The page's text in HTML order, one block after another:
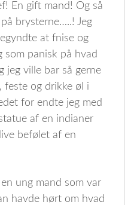
En gift mand! Og så
brysterne…..! Jeg
at fnise og
panisk på hvad
jeg ville bar så gerne
feste og drikke øl i
for endte jeg med
af en indianer
befølet af en
ung mand som var
havde hørt om hvad